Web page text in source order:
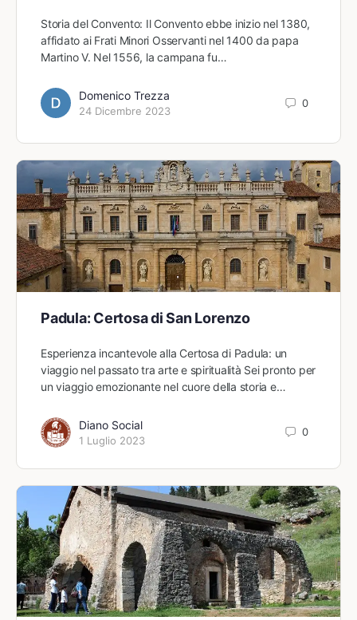
Storia del Convento: Il Convento ebbe inizio nel 1380,
affidato ai Frati Minori Osservanti nel 1400 da papa
Martino V. Nel 1556, la campana fu…
Domenico Trezza
24 Dicembre 2023
0
Padula: Certosa di San Lorenzo
Esperienza incantevole alla Certosa di Padula: un
viaggio nel passato tra arte e spiritualità Sei pronto per
un viaggio emozionante nel cuore della storia e…
Diano Social
1 Luglio 2023
0